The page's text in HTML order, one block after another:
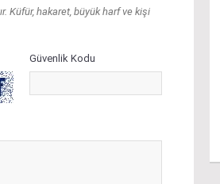
Küfür, hakaret, büyük harf ve kişi
Güvenlik Kodu